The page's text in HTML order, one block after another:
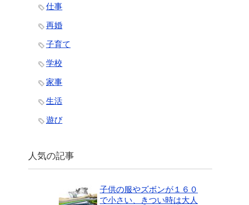
仕事
再婚
子育て
学校
家事
生活
遊び
人気の記事
子供の服やズボンが１６０
で小さい、きつい時は大人